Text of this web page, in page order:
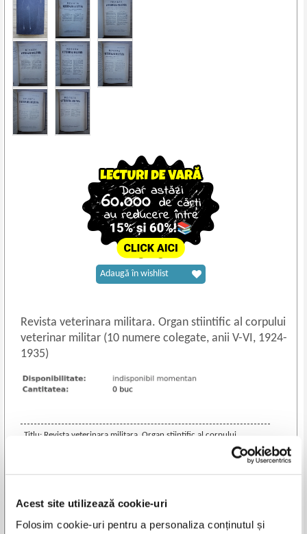
Acest site utilizează cookie-uri
Folosim cookie-uri pentru a personaliza conținutul și
Revista veterinara militara. Organ stiintific al corpului
veterinar militar (10 numere colegate, anii V-VI, 1924-
1935)
Titlu: Revista veterinara militara. Organ stiintific al corpului
veterinar militar (10 numere colegate, anii V-VI, 1924-1935)
Format: 16 x 23 cm
Coperti: cartonate
Adaugă în wishlist